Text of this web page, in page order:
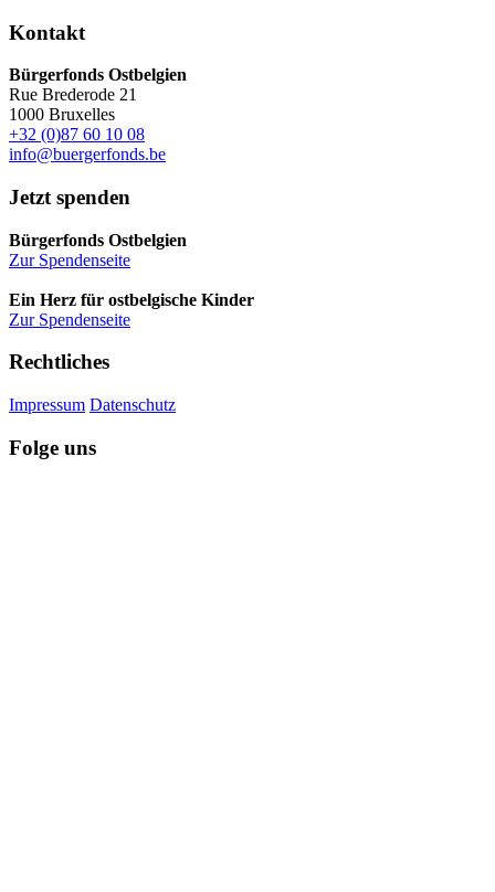
Kontakt
Bürgerfonds Ostbelgien
Rue Brederode 21
1000 Bruxelles
+32 (0)87 60 10 08
info@buergerfonds.be
Jetzt spenden
Bürgerfonds Ostbelgien
Zur Spendenseite
Ein Herz für ostbelgische Kinder
Zur Spendenseite
Rechtliches
Impressum Datenschutz
Folge uns